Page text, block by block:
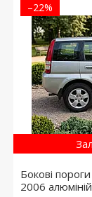
–22%
Бокові
2006